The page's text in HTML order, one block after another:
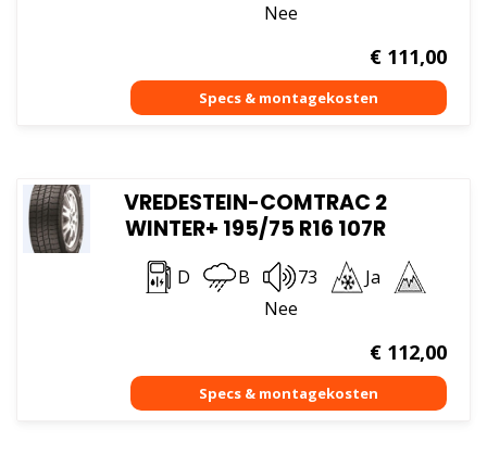
Nee
€111,00
VREDESTEIN-COMTRAC 2
WINTER+ 195/75 R16 107R
D B 73
Ja
Nee
€112,00